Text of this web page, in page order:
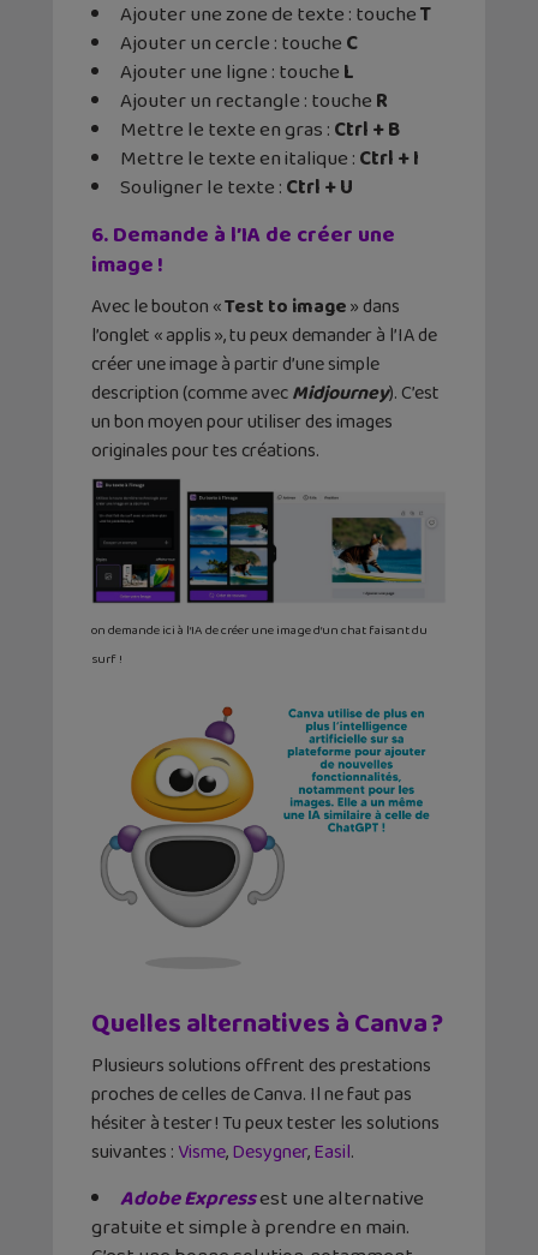
Ajouter une zone de texte : toucheT
Ajouter un cercle : toucheC
Ajouter une ligne : toucheL
Ajouter un rectangle : toucheR
Mettre le texte en gras :Ctrl + B
Mettre le texte en italique :Ctrl + I
Souligner le texte :Ctrl + U
6. Demande à l’IA de créer une
image !
Avec le bouton «Test to image» dans
l’onglet « applis », tu peux demander à l’IA de
créer une image à partir d’une simple
description (comme avecMidjourney). C’est
un bon moyen pour utiliser des images
originales pour tes créations.
on demande ici à l’IA de créer une image d’un chat faisant du
surf !
Quelles alternatives à Canva ?
Plusieurs solutions offrent des prestations
proches de celles de Canva. Il ne faut pas
hésiter à tester ! Tu peux tester les solutions
suivantes : Visme,Desygner,Easil.
Adobe Expressest une alternative
gratuite et simple à prendre en main.